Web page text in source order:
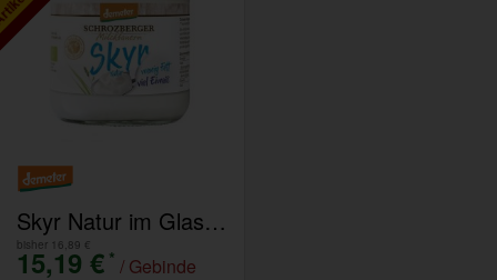
Skyr Natur im Glas 6x500g
bisher 16,89 €
15,19 € * / Gebinde